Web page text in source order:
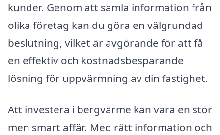
kunder. Genom att samla information från
olika företag kan du göra en välgrundad
beslutning, vilket är avgörande för att få
en effektiv och kostnadsbesparande
lösning för uppvärmning av din fastighet.
Att investera i bergvärme kan vara en stor
men smart affär. Med rätt information och